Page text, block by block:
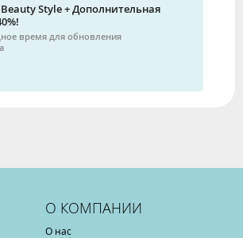
Style + Дополнительная
время для обновления
О КОМПАНИИ
О нас